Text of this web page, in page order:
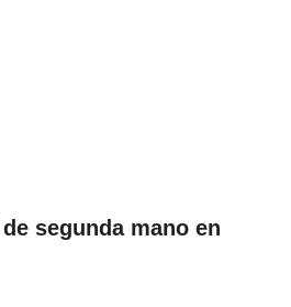
segunda mano en